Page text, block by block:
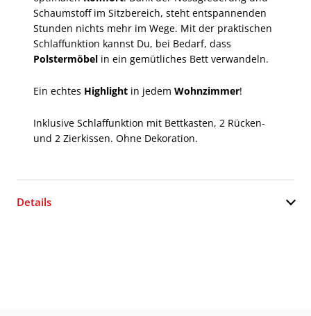
Schaumstoff im Sitzbereich, steht entspannenden
Stunden nichts mehr im Wege. Mit der praktischen
Schlaffunktion kannst Du, bei Bedarf, dass
Polstermöbel in ein gemütliches Bett verwandeln.
Ein echtes Highlight in jedem Wohnzimmer!
Inklusive Schlaffunktion mit Bettkasten, 2 Rücken-
und 2 Zierkissen. Ohne Dekoration.
Details